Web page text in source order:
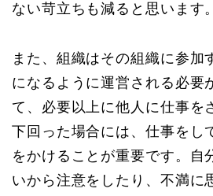
ない苛立ちも減ると思います。
また、組織はその組織に参加
になるように運営される必要
て、必要以上に他人に仕事を
下回った場合には、仕事をし
をかけることが重要です。自
いから注意をしたり、不満に